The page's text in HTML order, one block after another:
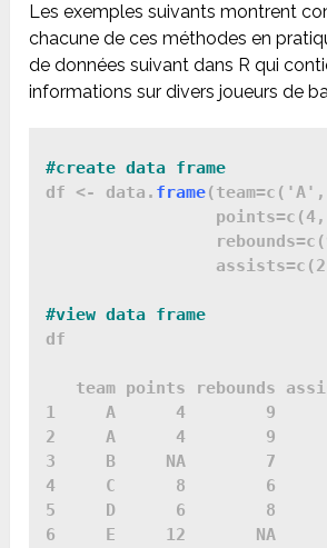
Les exemples suivants montrent
chacune de ces méthodes en
de données suivant dans R qui
informations sur divers joueurs de
df <- data. frame
df
team points rebounds
1     A      4        9
2     A      4        9
3     B     NA        7
4     C      8        6
5     D      6        8
6     E     12       NA